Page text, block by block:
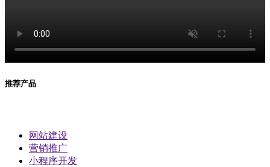
推荐产品
网站建设
营销推广
小程序开发